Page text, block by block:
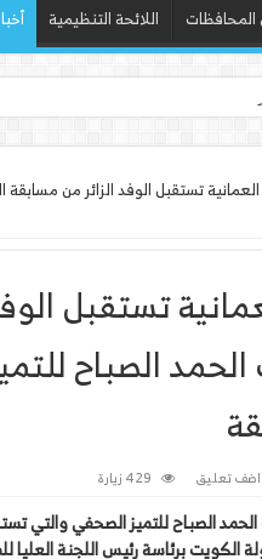
المحافظات اللائحة التنظيمية
تنفذ ورشة عمل “أسا
تستقبل الوفد الزائر من مسابقة
تستقبل
الصباح
اضف تعليق 429 زيارة
الصباح للتميز الصحفي
الكويت برئاسة رئيس اللجنة العليا